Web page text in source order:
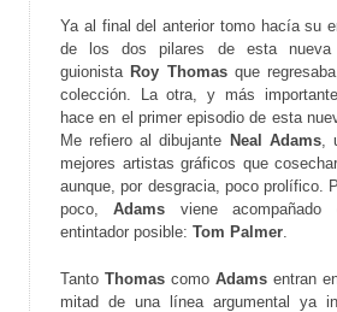
Ya al final del anterior tomo hacía su
de los dos pilares de esta nueva
guionista Roy Thomasque
colección. La otra, y más
hace en el primer episodio de esta
Me refiero al dibujante Neal Adams,
mejores artistas gráficos que
aunque, por desgracia, poco prolífico.
poco,Adams viene acompañado
entintador posible: Tom Palmer.
Tanto Thomas como Adams entran
mitad de una línea argumental ya